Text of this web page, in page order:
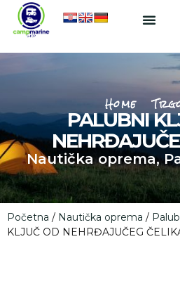
Home
PALUBNI
Nautička oprema,
Početna / Nautička oprema /
KLJUČ OD NEHRĐAJUČEG